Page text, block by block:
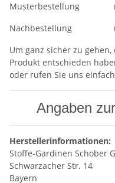
Musterbestellung
Nachbestellung
Um ganz sicher zu
Produkt entschieden
oder rufen Sie uns
Angaben
Herstellerinformationen:
Stoffe-Gardinen Schober
Schwarzacher Str. 14
Bayern